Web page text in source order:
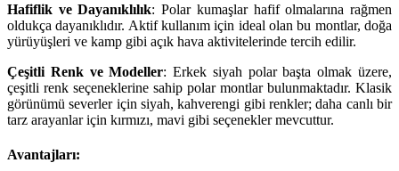
Hafiflik ve Dayanıklılık: Polar kumaşlar hafif olmalarına rağmen
oldukça dayanıklıdır. Aktif kullanım için ideal olan bu montlar, doğa
yürüyüşleri ve kamp gibi açık hava aktivitelerinde tercih edilir.
Çeşitli Renk ve Modeller: Erkek siyah polar başta olmak üzere,
çeşitli renk seçeneklerine sahip polar montlar bulunmaktadır. Klasik
görünümü severler için siyah, kahverengi gibi renkler; daha canlı bir
tarz arayanlar için kırmızı, mavi gibi seçenekler mevcuttur.
Avantajları: